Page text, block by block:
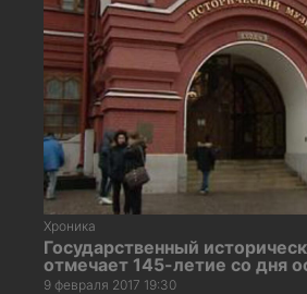
Хроника
Государственный
отмечает 145-летие со дня
9 февраля 2017 19:30